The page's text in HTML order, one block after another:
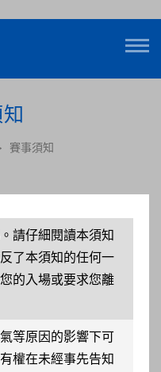
賽事須知
請仔細閱讀本須知
了本須知的任何一
的入場或要求您離
等原因的影響下可
權在未經事先告知